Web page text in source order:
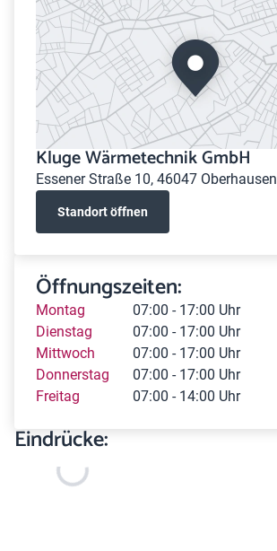
Kluge Wärmetechnik GmbH
Essener Straße 10, 46047 Oberhausen
Standort öffnen
Öffnungszeiten:
Montag
07:00 - 17:00 Uhr
Dienstag
07:00 - 17:00 Uhr
Mittwoch
07:00 - 17:00 Uhr
Donnerstag
07:00 - 17:00 Uhr
Freitag
07:00 - 14:00 Uhr
Eindrücke: